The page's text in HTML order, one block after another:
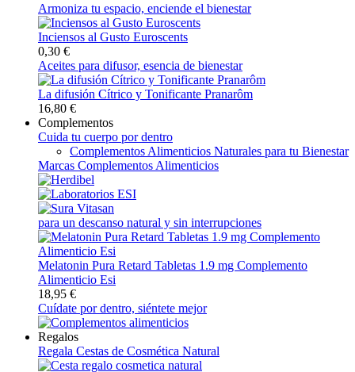
Armoniza tu espacio, enciende el bienestar
Inciensos al Gusto Euroscents
0,30 €
Aceites para difusor, esencia de bienestar
La difusión Cítrico y Tonificante Pranarôm
16,80 €
Complementos
Cuida tu cuerpo por dentro
Complementos Alimenticios Naturales para tu Bienestar
Marcas Complementos Alimenticios
para un descanso natural y sin interrupciones
Melatonin Pura Retard Tabletas 1.9 mg Complemento
Alimenticio Esi
18,95 €
Cuídate por dentro, siéntete mejor
Regalos
Regala Cestas de Cosmética Natural